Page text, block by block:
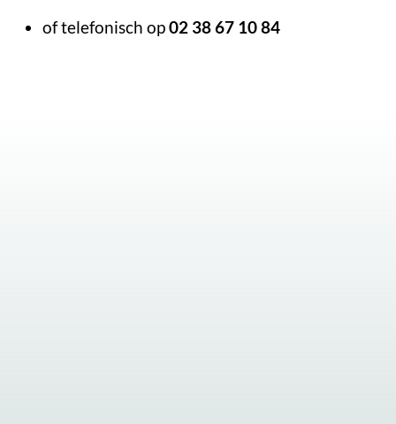
of telefonisch op02 38 67 10 84